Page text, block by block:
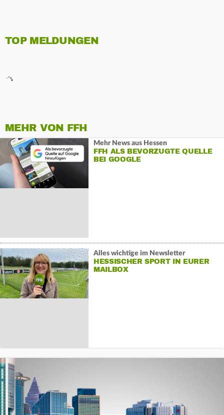
TOP MELDUNGEN
MEHR VON FFH
Mehr News aus Hessen
FFH ALS BEVORZUGTE QUELLE
BEI GOOGLE
Alles wichtige im Newsletter
HESSISCHER SPORT IN EURER
MAILBOX